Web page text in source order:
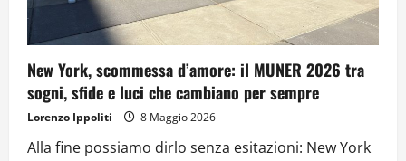
New York, scommessa d’amore: il MUNER 2026 tra
sogni, sfide e luci che cambiano per sempre
Lorenzo Ippoliti 8 Maggio 2026
Alla fine possiamo dirlo senza esitazioni: New York